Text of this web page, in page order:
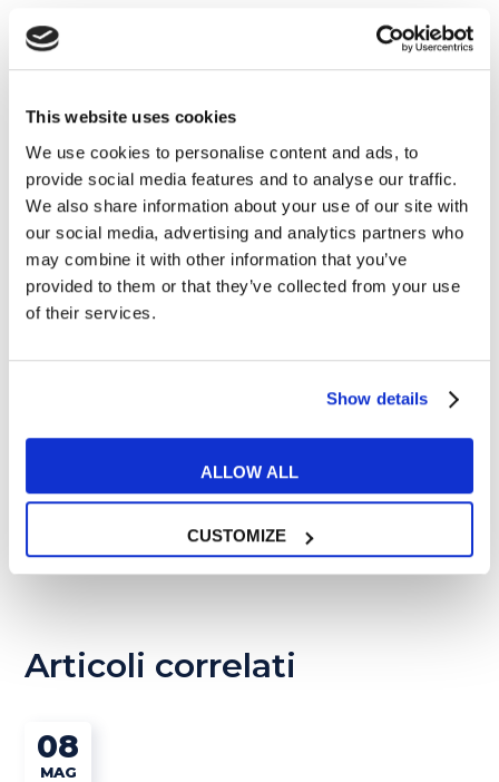
This website uses cookies
We use cookies to personalise content and ads, to
provide social media features and to analyse our traffic.
We also share information about your use of our site with
our social media, advertising and analytics partners who
may combine it with other information that you’ve
provided to them or that they’ve collected from your use
of their services.
Show details
ALLOW ALL
CUSTOMIZE
su 7, mattina, pomeriggio o sera.
Candidati qui
Yuri, infermiere a
documenti da presentare e
l'iter da seguire
30 OTTOBRE 2016
Articoli correlati
08
MAG